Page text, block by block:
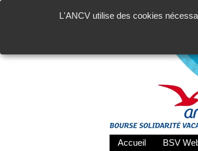
L'ANCV utilise des cookies
Accueil BSV